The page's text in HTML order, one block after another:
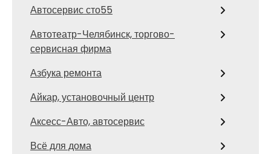
Автосервис сто55
Автотеатр-Челябинск, торгово-
сервисная фирма
Азбука ремонта
Айкар, установочный центр
Аксесс-Авто, автосервис
Всё для дома